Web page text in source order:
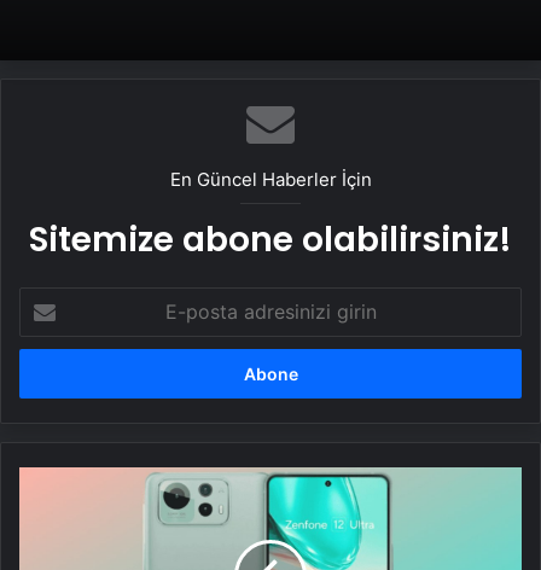
En Güncel Haberler İçin
Sitemize abone olabilirsiniz!
posta
adresinizi